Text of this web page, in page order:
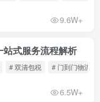
9.6W+
式服务流程解析
# 双清包税 # 门到门物流
6.5W+